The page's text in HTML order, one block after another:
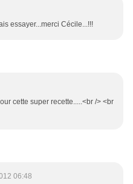
essayer...merci Cécile...!!!
cette super recette.....<br /> <br
06:48